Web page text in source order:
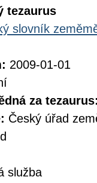
tezaurus
slovník
2009-01-01
za
Český úřad
služba